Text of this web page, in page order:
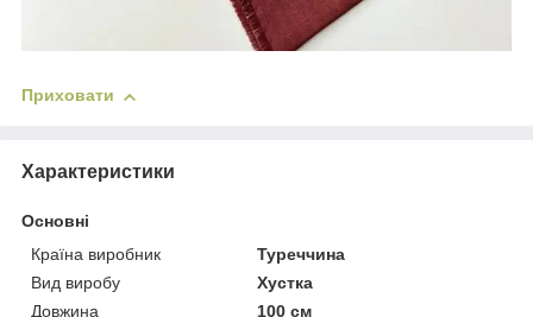
Приховати
Характеристики
Основні
Країна виробник
Туреччина
Вид виробу
Хустка
Довжина
100 см